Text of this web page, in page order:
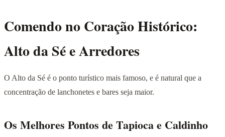
Comendo no Coração Histórico:
Alto da Sé e Arredores
O Alto da Sé é o ponto turístico mais famoso, e é natural que a
concentração de lanchonetes e bares seja maior.
Os Melhores Pontos de Tapioca e Caldinho